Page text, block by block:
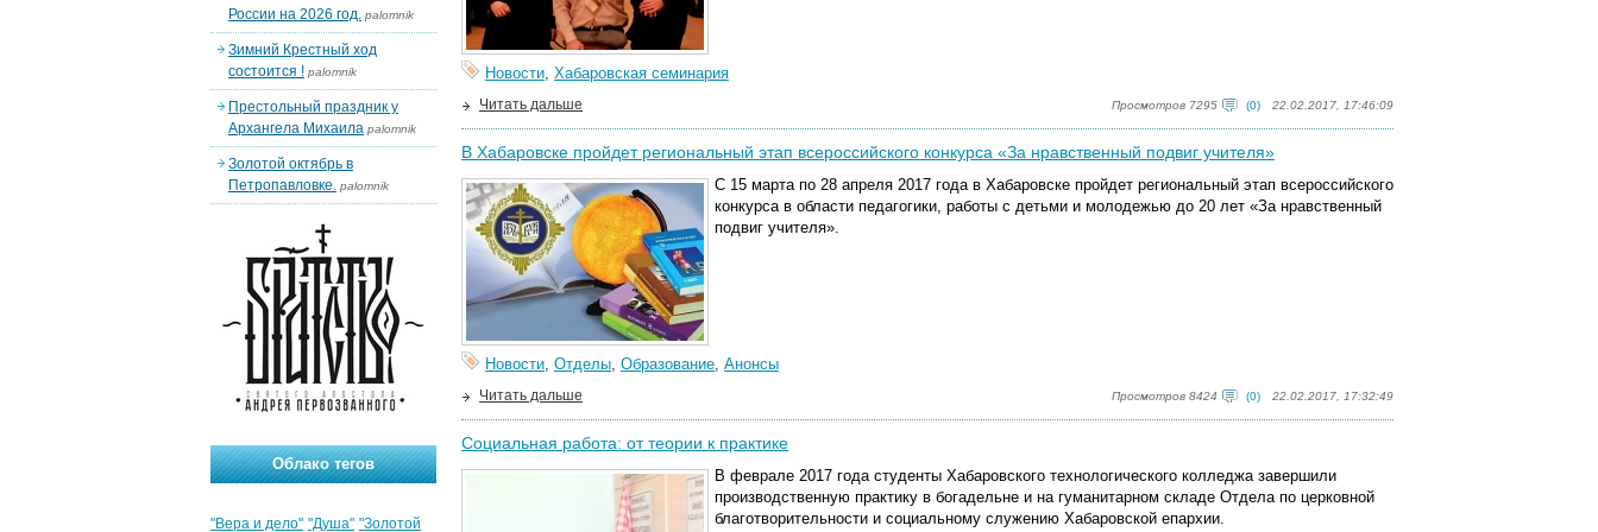
Новости, Хабаровская семинария
Просмотров 7295 (0) 22.02.2017, 17:46:09
Читать дальше
В Хабаровске пройдет региональный этап всероссийского конкурса «За нравственный подвиг учителя»
С 15 марта по 28 апреля 2017 года в Хабаровске пройдет региональный этап всероссийского
конкурса в области педагогики, работы с детьми и молодежью до 20 лет «За нравственный
подвиг учителя».
Новости, Отделы, Образование, Анонсы
Просмотров 8424 (0) 22.02.2017, 17:32:49
Читать дальше
Социальная работа: от теории к практике
В феврале 2017 года студенты Хабаровского технологического колледжа завершили
производственную практику в богадельне и на гуманитарном складе Отдела по церковной
благотворительности и социальному служению Хабаровской епархии.
России на 2026 год. palomnik
Зимний Крестный ход
состоится ! palomnik
Престольный праздник у
Архангела Михаила palomnik
Золотой октябрь в
Петропавловке. palomnik
Облако тегов
"Вера и дело" "Душа" "Золотой